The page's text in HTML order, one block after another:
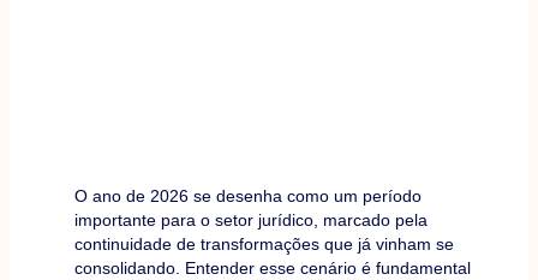
O ano de 2026 se desenha como um período
importante para o setor jurídico, marcado pela
continuidade de transformações que já vinham se
consolidando. Entender esse cenário é fundamental